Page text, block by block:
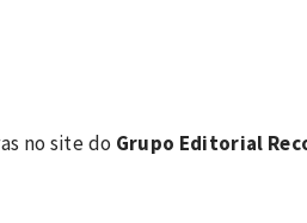
no site do Grupo Editorial